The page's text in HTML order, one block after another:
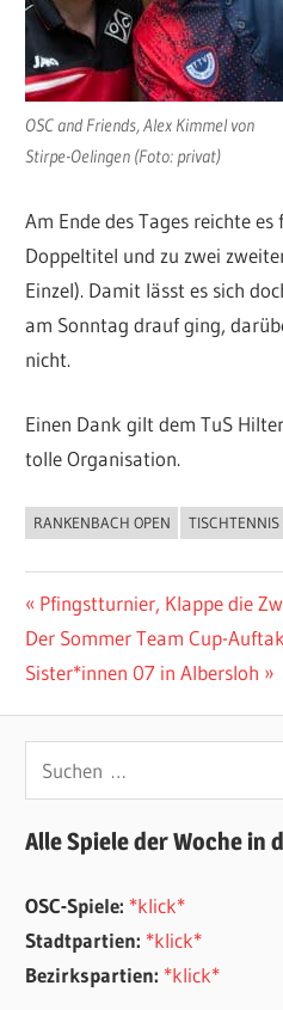
OSC and Friends, Alex Kimmel von
Stirpe-Oelingen (Foto: privat)
Am Ende des Tages reichte es
Doppeltitel und zu zwei
Einzel). Damit lässt es sich
am Sonntag drauf ging,
nicht.
Einen Dank gilt dem TuS
tolle Organisation.
ALLGEMEIN
RANKENBACH OPEN TISCHTENNIS
Vorheriger
Beitrag:
Pfingstturnier, Klappe die
Nächster
Beitrag:
Der Sommer Team Cup-
Sister*innen 07 in Albersloh
Alle Spiele der Woche in
OSC-Spiele: *klick*
Stadtpartien: *klick*
Bezirkspartien: *klick*